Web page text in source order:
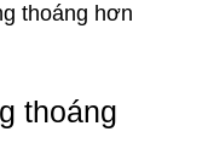
thoáng hơn
thoáng